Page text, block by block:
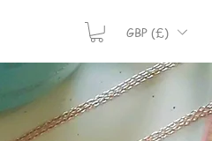
GBP (£)